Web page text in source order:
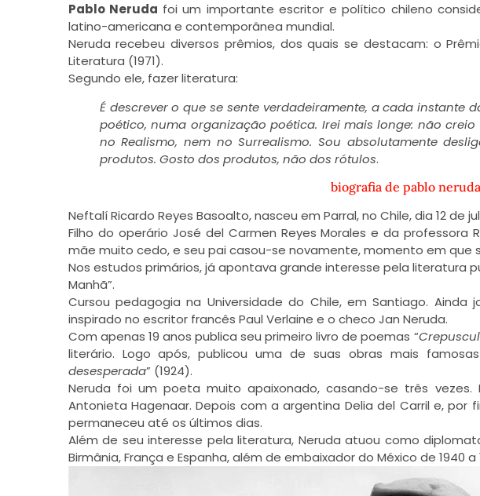
Pablo Neruda foi um importante escritor e político chileno
latino-americana e contemporânea mundial.
Neruda recebeu diversos prêmios, dos quais se destacam: o
Literatura (1971).
Segundo ele, fazer literatura:
É descrever o que se sente verdadeiramente, a cada instante
poético, numa organização poética. Irei mais longe: não
no Realismo, nem no Surrealismo. Sou absolutamente
produtos. Gosto dos produtos, não dos rótulos.
biografia de pablo neruda
Neftalí Ricardo Reyes Basoalto, nasceu em Parral, no Chile, dia 12 de
Filho do operário José del Carmen Reyes Morales e da professora
mãe muito cedo, e seu pai casou-se novamente, momento em que
Nos estudos primários, já apontava grande interesse pela literatura
Manhã”.
Cursou pedagogia na Universidade do Chile, em Santiago. Ainda
inspirado no escritor francês Paul Verlaine e o checo Jan Neruda.
Com apenas 19 anos publica seu primeiro livro de poemas “
literário. Logo após, publicou uma de suas obras mais
desesperada” (1924).
Neruda foi um poeta muito apaixonado, casando-se três vezes.
Antonieta Hagenaar. Depois com a argentina Delia del Carril e, por
permaneceu até os últimos dias.
Além de seu interesse pela literatura, Neruda atuou como
Birmânia, França e Espanha, além de embaixador do México de 1940 a